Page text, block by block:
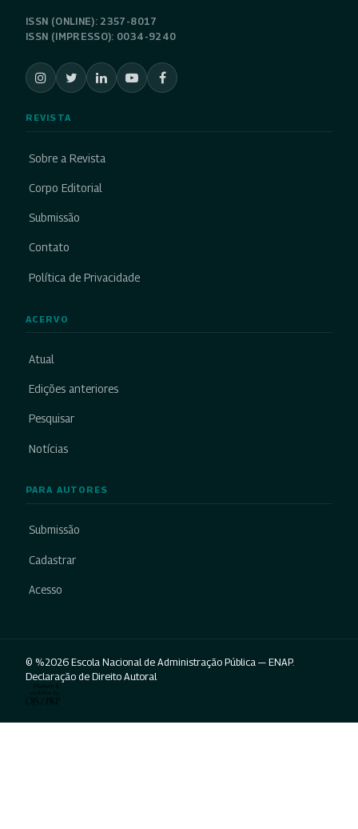
ISSN (ONLINE): 2357-8017
ISSN (IMPRESSO): 0034-9240
REVISTA
Sobre a Revista
Corpo Editorial
Submissão
Contato
Política de Privacidade
ACERVO
Atual
Edições anteriores
Pesquisar
Notícias
PARA AUTORES
Submissão
Cadastrar
Acesso
© %2026 Escola Nacional de Administração Pública — ENAP.
Declaração de Direito Autoral